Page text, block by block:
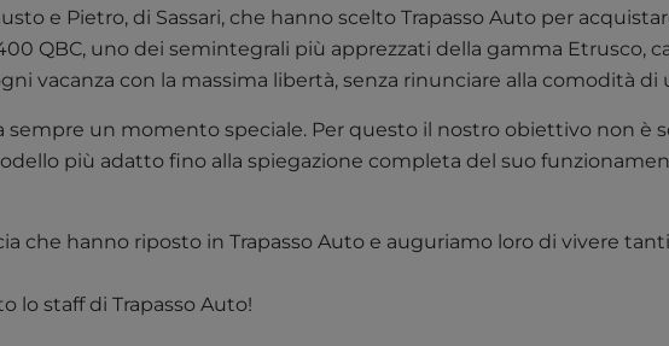
e Pietro, di Sassari, che hanno scelto Trapasso Auto per
QBC, uno dei semintegrali più apprezzati della gamma
vacanza con la massima libertà, senza rinunciare alla comodità di
un momento speciale. Per questo il nostro obiettivo non è
più adatto fino alla spiegazione completa del suo
che hanno riposto in Trapasso Auto e auguriamo loro di vivere
lo staff di Trapasso Auto!